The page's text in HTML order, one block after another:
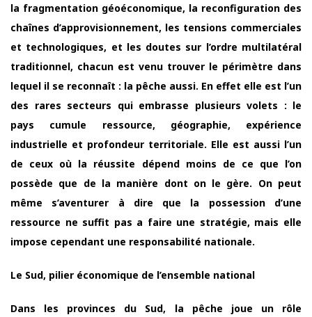
la fragmentation géoéconomique, la reconfiguration des
chaînes d’approvisionnement, les tensions commerciales
et technologiques, et les doutes sur l’ordre multilatéral
traditionnel, chacun est venu trouver le périmètre dans
lequel il se reconnaît : la pêche aussi. En effet elle est l’un
des rares secteurs qui embrasse plusieurs volets : le
pays cumule ressource, géographie, expérience
industrielle et profondeur territoriale. Elle est aussi l’un
de ceux où la réussite dépend moins de ce que l’on
possède que de la manière dont on le gère. On peut
même s’aventurer à dire que la possession d’une
ressource ne suffit pas a faire une stratégie, mais elle
impose cependant une responsabilité nationale.
Le Sud, pilier économique de l’ensemble national
Dans les provinces du Sud, la pêche joue un rôle